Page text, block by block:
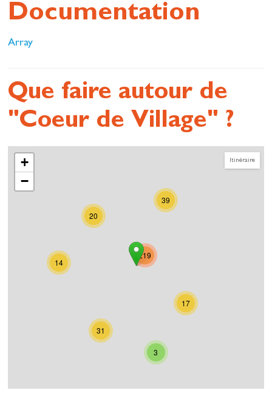
Documentation
Array
Que faire autour de
"Coeur de Village" ?
Itinéraire
3
39
14
31
20
17
219
+
−